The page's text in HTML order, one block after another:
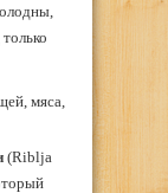
мяса,
(Riblja